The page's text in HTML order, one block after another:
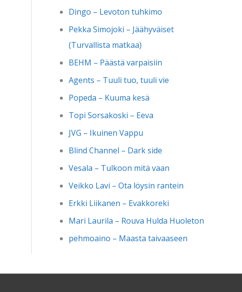
Dingo – Levoton tuhkimo
Pekka Simojoki – Jäähyväiset
(Turvallista matkaa)
BEHM – Päästä varpaisiin
Agents – Tuuli tuo, tuuli vie
Popeda – Kuuma kesä
Topi Sorsakoski – Eeva
JVG – Ikuinen Vappu
Blind Channel – Dark side
Vesala – Tulkoon mitä vaan
Veikko Lavi – Ota löysin rantein
Erkki Liikanen – Evakkoreki
Mari Laurila – Rouva Hulda Huoleton
pehmoaino – Maasta taivaaseen